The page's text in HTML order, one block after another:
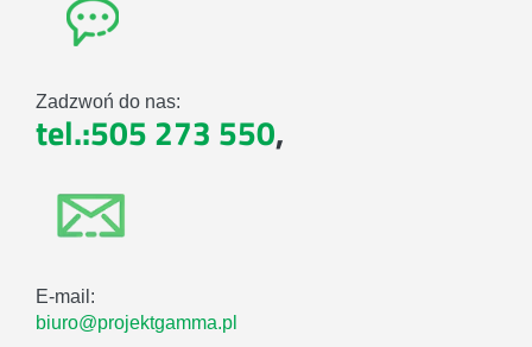
Zadzwoń do nas:
tel.:505 273 550,
E-mail:
biuro@projektgamma.pl